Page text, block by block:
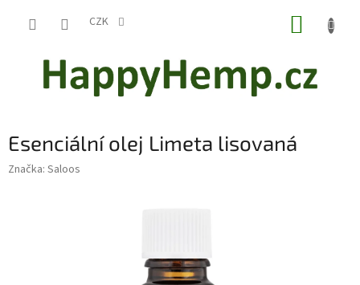
CZK
Esenciální olej Limeta lisovaná
Značka: Saloos